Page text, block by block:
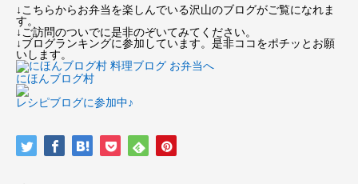
↓こちらからお弁当を楽しんでいる沢山のブログがご覧になれま
す。
↓ご訪問のついでに是非のぞいてみてください。
↓ブログランキングに参加しています。是非ココをポチッとお願
いします。
にほんブログ村
レシピブログに参加中♪